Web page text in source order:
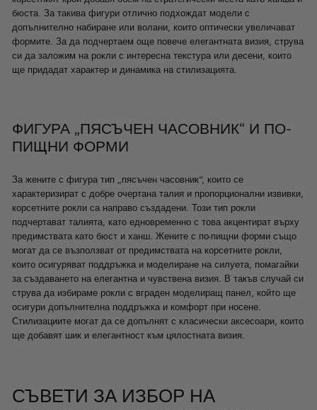
бюста. За такива фигури отлично подхождат модели с
допълнително набиране или волани, които оптически увеличават
формите. За да подчертаем още повече елегантната визия, струва
си да заложим на рокли с интересна текстура или десени, които
ще придадат характер и динамика на стилизацията.
ФИГУРА „ПЯСЪЧЕН ЧАСОВНИК“ И ПО-
ПИЩНИ ФОРМИ
За жените с фигура тип „пясъчен часовник“, които се
характеризират с добре очертана талия и пропорционални извивки,
корсетните рокли са направо създадени. Този тип рокли
подчертават талията, като едновременно с това акцентират върху
предимствата като бюст и ханш. Жените с по-пищни форми също
могат да се възползват от предимствата на корсетните рокли,
които осигуряват поддръжка и моделиране на силуета, помагайки
за създаването на елегантна и чувствена визия. В такъв случай си
струва да избираме рокли с вграден моделиращ панел, който ще
осигури допълнителна поддръжка и комфорт при носене.
Стилизациите могат да се допълнят с класически аксесоари, които
ще добавят шик и елегантност към цялостната визия.
СЪВЕТИ ЗА ИЗБОР НА